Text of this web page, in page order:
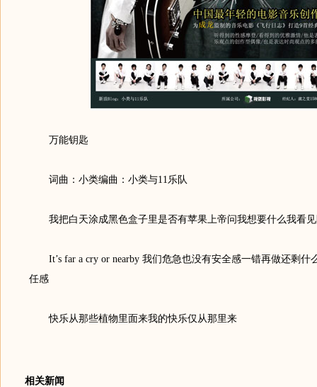
万能钥匙
词曲：小类编曲：小类与11乐队
我把白天涂成黑色盒子里是否有苹果上帝问我想要什么我看见
It’s far a cry or nearby 我们危急也没有安全感一错再做还剩什
任感
快乐从那些植物里面来我的快乐仅从那里来
相关新闻